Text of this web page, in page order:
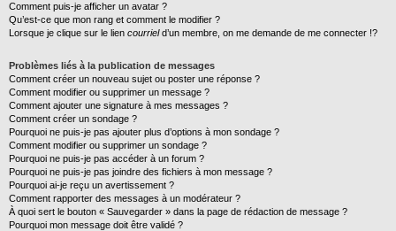
Comment puis-je afficher un avatar ?
Qu’est-ce que mon rang et comment le modifier ?
Lorsque je clique sur le lien courrield’un membre, on me demande de me connecter !?
Problèmes liés à la publication de messages
Comment créer un nouveau sujet ou poster une réponse ?
Comment modifier ou supprimer un message ?
Comment ajouter une signature à mes messages ?
Comment créer un sondage ?
Pourquoi ne puis-je pas ajouter plus d’options à mon sondage ?
Comment modifier ou supprimer un sondage ?
Pourquoi ne puis-je pas accéder à un forum ?
Pourquoi ne puis-je pas joindre des fichiers à mon message ?
Pourquoi ai-je reçu un avertissement ?
Comment rapporter des messages à un modérateur ?
À quoi sert le bouton « Sauvegarder » dans la page de rédaction de message ?
Pourquoi mon message doit être validé ?